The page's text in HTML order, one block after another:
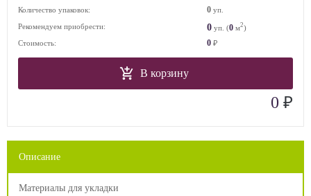
Количество упаковок: 0 уп.
Рекомендуем приобрести:
0 уп. (0 м2)
Стоимость:
0 ₽
В корзину
0 ₽
Описание
Материалы для укладки